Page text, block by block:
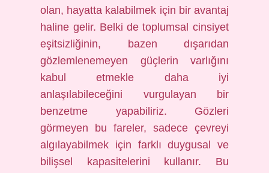
olan, hayatta kalabilmek için bir avantaj
haline gelir. Belki de toplumsal cinsiyet
eşitsizliğinin, bazen dışarıdan
gözlemlenemeyen güçlerin varlığını
kabul etmekle daha iyi
anlaşılabileceğini vurgulayan bir
benzetme yapabiliriz. Gözleri
görmeyen bu fareler, sadece çevreyi
algılayabilmek için farklı duygusal ve
bilişsel kapasitelerini kullanır. Bu